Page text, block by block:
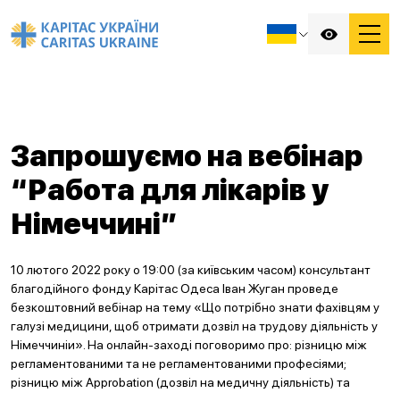
Запрошуємо на вебінар
“Работа для лікарів у
Німеччині”
10 лютого 2022 року о 19:00 (за київським часом) консультант
благодійного фонду Карітас Одеса Іван Жуган проведе
безкоштовний вебінар на тему «Що потрібно знати фахівцям у
галузі медицини, щоб отримати дозвіл на трудову діяльність у
Німеччиніи». На онлайн-заході поговоримо про: різницю між
регламентованими та не регламентованими професіями;
різницю між Approbation (дозвіл на медичну діяльність) та